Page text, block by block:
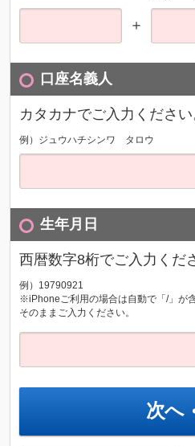
＋
口座名義人
カタカナでご入力ください
例）ジュウハチシンワ タロウ
生年月日
西暦数字8桁でご入力くだ
例）19790921
※iPhoneご利用の場合は自動で「/」が
そのままご入力ください。
次へ